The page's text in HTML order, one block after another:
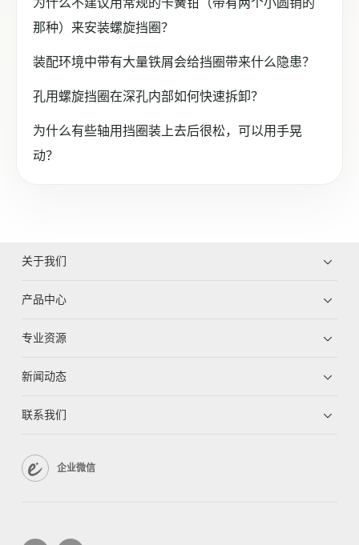
为什么不建议用常规的卡簧钳（带有两个小圆销的
那种）来安装螺旋挡圈？
装配环境中带有大量铁屑会给挡圈带来什么隐患？
孔用螺旋挡圈在深孔内部如何快速拆卸？
为什么有些轴用挡圈装上去后很松，可以用手晃
动？
关于我们
产品中心
专业资源
新闻动态
联系我们
企业微信